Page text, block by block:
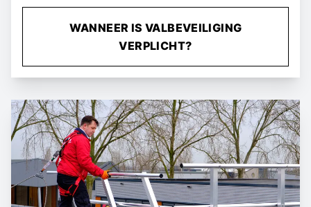
WANNEER IS VALBEVEILIGING
VERPLICHT?